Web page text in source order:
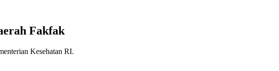
Fakfak
Kesehatan RI.